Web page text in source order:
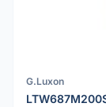
G.Luxon